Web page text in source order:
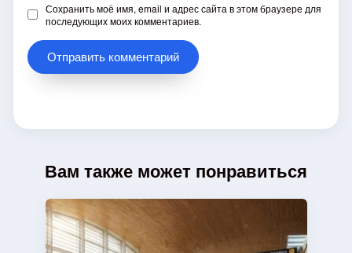
Сохранить моё имя, email и адрес сайта в этом браузере для
последующих моих комментариев.
Вам также может понравиться